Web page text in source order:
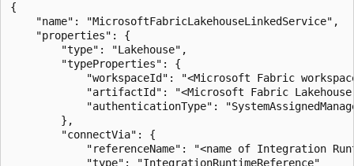
{
    "name": "MicrosoftFabricLakehouseLinkedService",
    "properties": {
        "type": "Lakehouse",
        "typeProperties": {
"workspaceId": "<Microsoft Fabric
"artifactId": "<Microsoft Fabric
"authenticationType":
        },
        "connectVia": {
"referenceName": "<name of Integration
            "type": "IntegrationRuntimeReference"